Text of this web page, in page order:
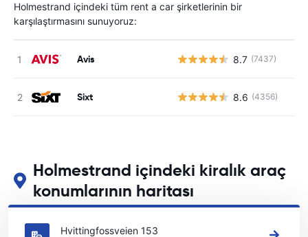
Holmestrand içindeki tüm rent a car şirketlerinin bir
karşılaştırmasını sunuyoruz:
Avis 8.7 (7437)
Sixt 8.6 (4356)
Holmestrand içindeki kiralık araç
konumlarının haritası
Holmestrand içindeki başlıca araç kiralama yerlerimizi görün
Hvittingfossveien 153